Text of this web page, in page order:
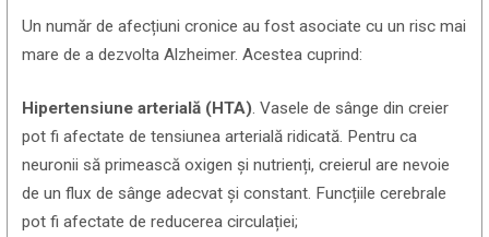
Un număr de afecțiuni cronice au fost asociate cu un risc mai
mare de a dezvolta Alzheimer. Acestea cuprind:
Hipertensiune arterială (HTA). Vasele de sânge din creier
pot fi afectate de tensiunea arterială ridicată. Pentru ca
neuronii să primească oxigen și nutrienți, creierul are nevoie
de un flux de sânge adecvat și constant. Funcțiile cerebrale
pot fi afectate de reducerea circulației;